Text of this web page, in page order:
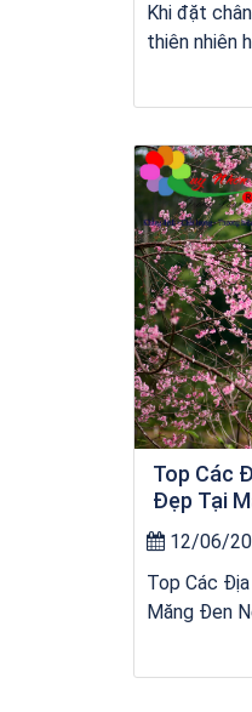
Khi đặt
thiên nhiên
Top Các
Đẹp Tại
12/06/
Top Các
Măng Đen